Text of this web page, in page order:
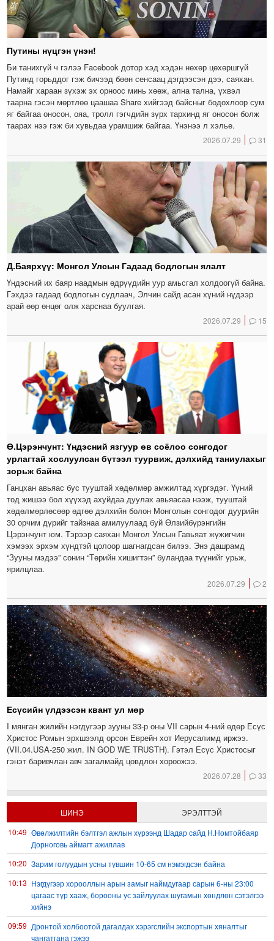
Путины нүцгэн үнэн!
Би танихгүй ч гэлээ Facebook дотор хэд хэдэн нөхөр цөхөршгүй
Путинд горьддог гэж бичээд бөөн сенсаац дэгдээсэн дээ, саяхан.
Намайг хараан зүхэж эх орноос минь хөөж, ална тална, үхвэл
таарна гэсэн мөртлөө цаашаа Share хийгээд байсныг бодохлоор сум
яг байгаа оносон, ояа, тролл гэгчдийн зүрх тархинд яг оносон болж
таарах нээ гэж би хувьдаа урамшиж байгаа. Үнэнээ л хэлье.
2026.07.29 31
Д.Баярхүү: Монгол Улсын Гадаад бодлогын ялалт
Үндэсний их баяр наадмын өдрүүдийн уур амьсгал холдоогүй байна.
Гэхдээ гадаад бодлогын судлаач, Элчин сайд асан хүний нүдээр
арай өөр өнцөг олж харснаа буулгая.
2026.07.29 15
Ө.Цэрэнчунт: Үндэсний язгуур өв соёлоо сонгодог
урлагтай хослуулсан бүтээл туурвиж, дэлхийд таниулахыг
зорьж байна
Ганцхан авьяас бус тууштай хөдөлмөр амжилтад хүргэдэг. Үүний
тод жишээ бол хүүхэд ахуйдаа дуулах авьяасаа нээж, тууштай
хөдөлмөрлөсөөр өдгөө дэлхийн болон Монголын сонгодог дуурийн
30 орчим дүрийг тайзнаа амилуулаад буй Өлзийбүрэнгийн
Цэрэнчунт юм. Тэрээр саяхан Монгол Улсын Гавьяат жүжигчин
хэмээх эрхэм хүндтэй цолоор шагнагдсан билээ. Энэ дашрамд
“Зууны мэдээ” сонин “Төрийн хишигтэн” буландаа түүнийг урьж,
ярилцлаа.
2026.07.29 2
Есүсийн үлдээсэн квант ул мөр
I мянган жилийн нэгдүгээр зууны 33-р оны VII сарын 4-ний өдөр Есүс
Христос Ромын эрхшээлд орсон Еврейн хот Иерусалимд иржээ.
(VII.04.USA-250 жил. IN GOD WE TRUSTH). Гэтэл Есүс Христосыг
гэнэт баривчлан авч загалмайд цовдлон хороожээ.
2026.07.28 33
ШИНЭ
ЭРЭЛТТЭЙ
10:49 Өвөлжилтийн бэлтгэл ажлын хүрээнд Шадар сайд Н.Номтойбаяр
Дорноговь аймагт ажиллав
10:20 Зарим голуудын усны түвшин 10-65 см нэмэгдсэн байна
10:13 Нэгдүгээр хорооллын арын замыг наймдугаар сарын 6-ны 23:00
цагаас түр хааж, борооны ус зайлуулах шугамын хөндлөн сэтэлгээ
хийнэ
09:59 Дронтой холбоотой дагалдах хэрэгслийн экспортын хяналтыг
чангатгана гэжээ